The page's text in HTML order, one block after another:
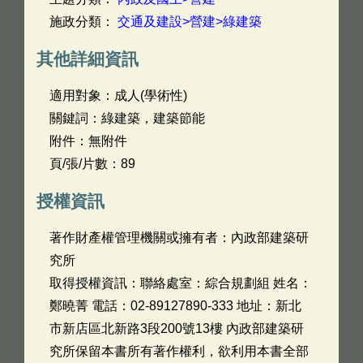
施政分類： 交通及建設>營建>綠建築
其他詳細資訊
適用對象：成人(學術性)
關鍵詞：綠建築，建築節能
附件：無附件
頁/張/片數：89
授權資訊
著作財產權管理機關或擁有者：內政部建築研
究所
取得授權資訊：聯絡處室：綜合規劃組 姓名：
鄭曉菁 電話：02-89127890-333 地址：新北
市新店區北新路3段200號13樓 內政部建築研
究所保留本書所有著作權利，欲利用本書全部